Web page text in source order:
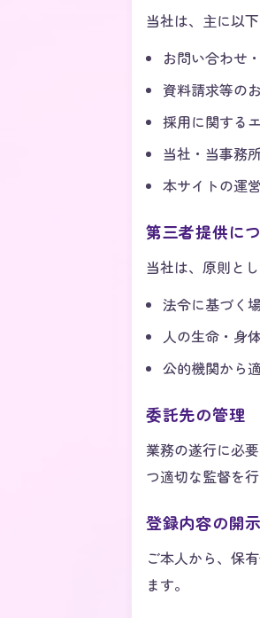
当社は、主に以
お問い合わせ
資料請求等の
採用に関する
当社・当事務
本サイトの運
第三者提供に
当社は、原則と
法令に基づく
人の生命・身
公的機関から
委託先の管理
業務の遂行に必
つ適切な監督を行
登録内容の開
ご本人から、保
ます。